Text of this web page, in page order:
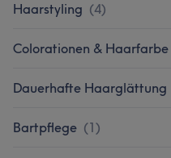
Haarstyling (4)
Colorationen & Haarfarbe
Dauerhafte Haarglättung
Bartpflege (1)